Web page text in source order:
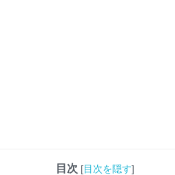
目次 [目次を隠す]